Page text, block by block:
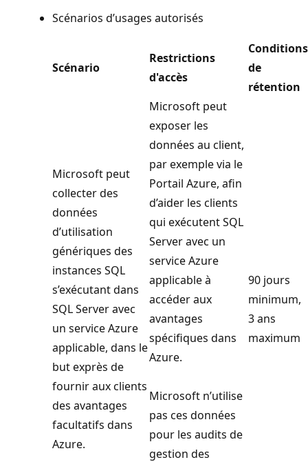
Scénarios d’usages autorisés
Scénario
Restrictions
d'accès
Conditions
de
rétention
Microsoft peut
collecter des
données
d’utilisation
génériques des
instances SQL
s’exécutant dans
SQL Server avec
un service Azure
applicable, dans le
but exprès de
fournir aux clients
des avantages
facultatifs dans
Azure.
Microsoft peut
exposer les
données au client,
par exemple via le
Portail Azure, afin
d’aider les clients
qui exécutent SQL
Server avec un
service Azure
applicable à
accéder aux
avantages
spécifiques dans
Azure.
Microsoft n’utilise
pas ces données
pour les audits de
gestion des
90 jours
minimum,
3 ans
maximum